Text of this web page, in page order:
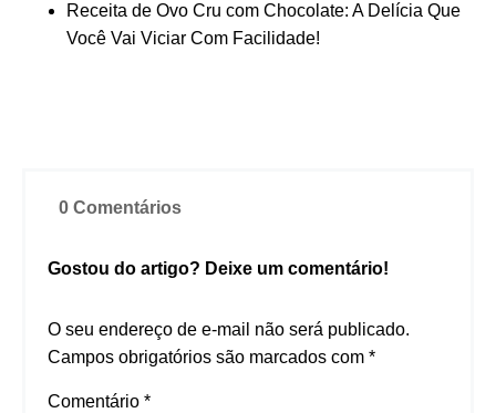
Receita de Ovo Cru com Chocolate: A Delícia Que
Você Vai Viciar Com Facilidade!
0 Comentários
Gostou do artigo? Deixe um comentário!
O seu endereço de e-mail não será publicado.
Campos obrigatórios são marcados com *
Comentário *